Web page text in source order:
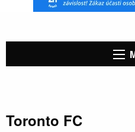
Toronto FC